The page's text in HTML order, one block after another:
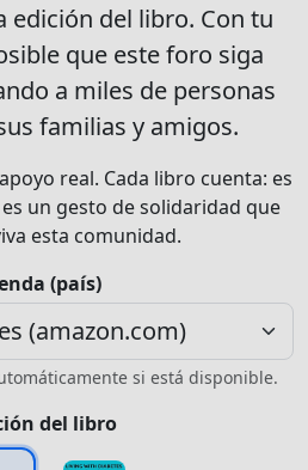
edición del libro. Con tu
que este foro siga
a miles de personas
familias y amigos.
real. Cada libro cuenta: es
un gesto de solidaridad que
esta comunidad.
(país)
si está disponible.
del libro